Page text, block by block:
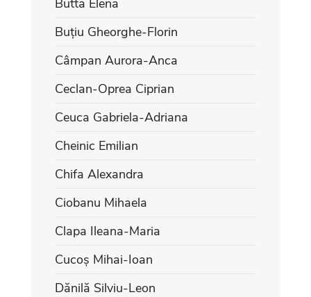
Buțiu Gheorghe-Florin
Câmpan Aurora-Anca
Ceclan-Oprea Ciprian
Ceuca Gabriela-Adriana
Cheinic Emilian
Chifa Alexandra
Ciobanu Mihaela
Clapa Ileana-Maria
Cucoș Mihai-Ioan
Dănilă Silviu-Leon